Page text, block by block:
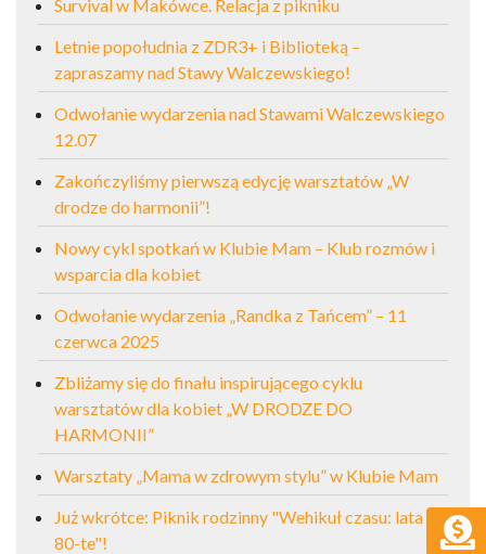
Survival w Makówce. Relacja z pikniku
Letnie popołudnia z ZDR3+ i Biblioteką –
zapraszamy nad Stawy Walczewskiego!
Odwołanie wydarzenia nad Stawami Walczewskiego
12.07
Zakończyliśmy pierwszą edycję warsztatów „W
drodze do harmonii”!
Nowy cykl spotkań w Klubie Mam – Klub rozmów i
wsparcia dla kobiet
Odwołanie wydarzenia „Randka z Tańcem” – 11
czerwca 2025
Zbliżamy się do finału inspirującego cyklu
warsztatów dla kobiet „W DRODZE DO
HARMONII”
Warsztaty „Mama w zdrowym stylu” w Klubie Mam
Już wkrótce: Piknik rodzinny "Wehikuł czasu: lata
80-te"!